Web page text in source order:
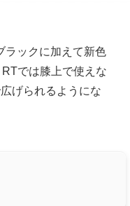
ラックに加えて新色
では膝上で使えな
げられるようにな